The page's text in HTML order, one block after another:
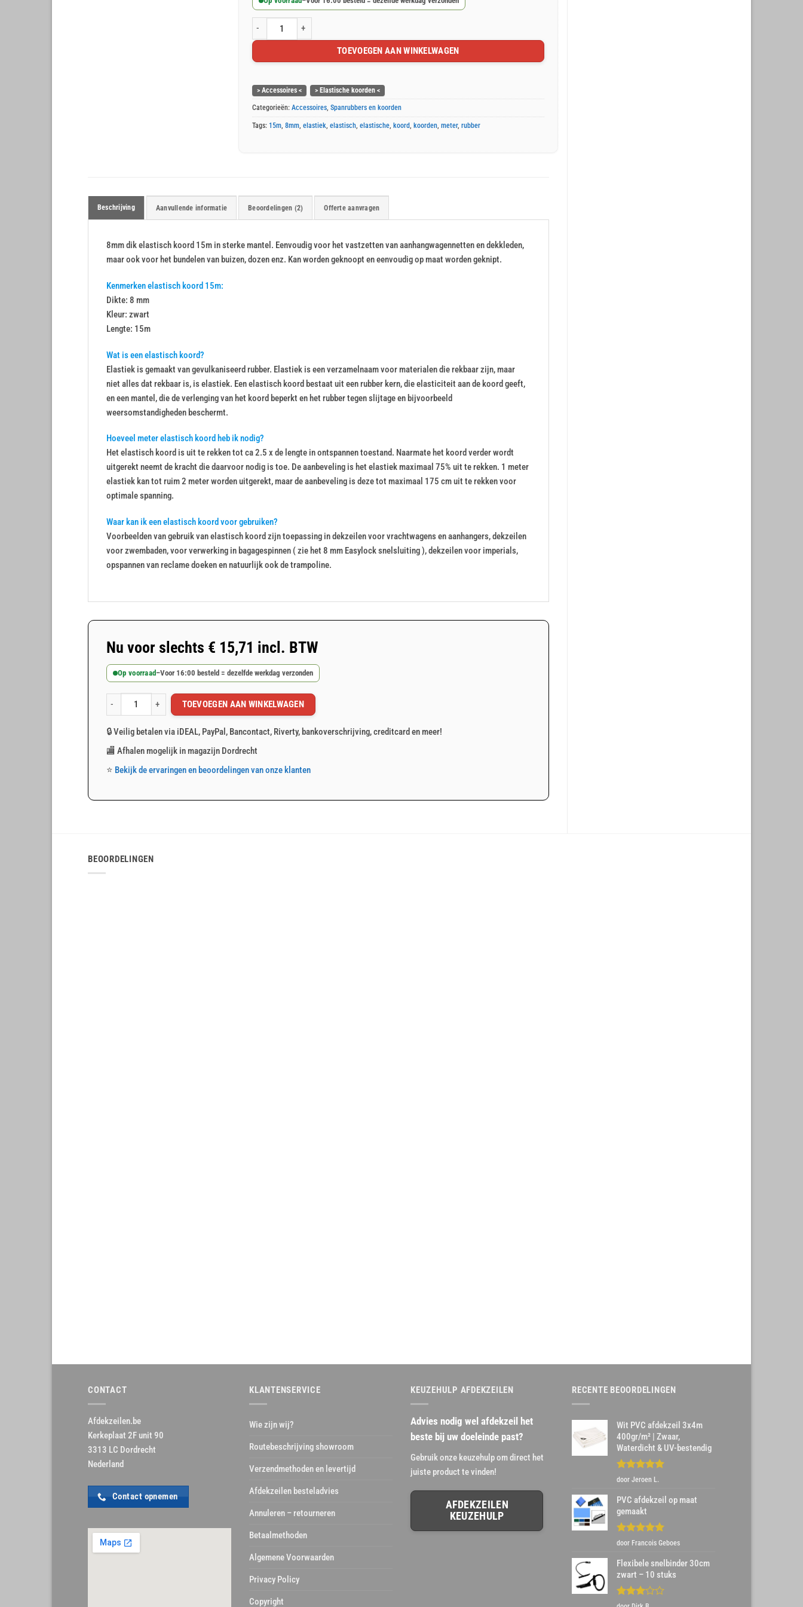
Elastisch koord 15m ( 8mm ) aantal
TOEVOEGEN AAN WINKELWAGEN
> Accessoires < > Elastische koorden <
Categorieën:Accessoires,Spanrubbers en koorden
Tags: 15m,8mm,elastiek,elastisch,elastische, koord, koorden,meter,rubber
Beschrijving Aanvullende informatie Beoordelingen (2) Offerte aanvragen
8mm dik elastisch koord 15m in sterke mantel. Eenvoudig voor het vastzetten van aanhangwagennetten en dekkleden,
maar ook voor het bundelen van buizen, dozen enz. Kan worden geknoopt en eenvoudig op maat worden geknipt.
Kenmerken elastisch koord 15m:
Dikte: 8 mm
Kleur: zwart
Lengte: 15m
Wat is een elastisch koord?
Elastiek is gemaakt van gevulkaniseerd rubber. Elastiek is een verzamelnaam voor materialen die rekbaar zijn, maar
niet alles dat rekbaar is, is elastiek. Een elastisch koord bestaat uit een rubber kern, die elasticiteit aan de koord geeft,
en een mantel, die de verlenging van het koord beperkt en het rubber tegen slijtage en bijvoorbeeld
weersomstandigheden beschermt.
Hoeveel meter elastisch koord heb ik nodig?
Het elastisch koord is uit te rekken tot ca 2.5 x de lengte in ontspannen toestand. Naarmate het koord verder wordt
uitgerekt neemt de kracht die daarvoor nodig is toe. De aanbeveling is het elastiek maximaal 75% uit te rekken. 1 meter
elastiek kan tot ruim 2 meter worden uitgerekt, maar de aanbeveling is deze tot maximaal 175 cm uit te rekken voor
optimale spanning.
Waar kan ik een elastisch koord voor gebruiken?
Voorbeelden van gebruik van elastisch koord zijn toepassing in dekzeilen voor vrachtwagens en aanhangers, dekzeilen
voor zwembaden, voor verwerking in bagagespinnen ( zie het 8 mm Easylock snelsluiting ), dekzeilen voor imperials,
opspannen van reclame doeken en natuurlijk ook de trampoline.
Nu voor slechts € 15,71 incl. BTW
Op voorraad –Voor 16:00 besteld = dezelfde werkdag verzonden
Elastisch koord 15m ( 8mm ) aantalTOEVOEGEN AAN WINKELWAGEN
🔒 Veilig betalen via iDEAL, PayPal, Bancontact, Riverty, bankoverschrijving, creditcard en meer!
🏬 Afhalen mogelijk in magazijn Dordrecht
⭐ Bekijk de ervaringen en beoordelingen van onze klanten
BEOORDELINGEN
CONTACT
Afdekzeilen.be
Kerkeplaat 2F unit 90
3313 LC Dordrecht
Nederland
Contact opnemen
KLANTENSERVICE
Wie zijn wij?
Routebeschrijving showroom
Verzendmethoden en levertijd
Afdekzeilen besteladvies
Annuleren – retourneren
Betaalmethoden
Algemene Voorwaarden
Privacy Policy
Copyright
KEUZEHULP AFDEKZEILEN
Advies nodig wel afdekzeil het
beste bij uw doeleinde past?
Gebruik onze keuzehulp om direct het
juiste product te vinden!
AFDEKZEILEN
KEUZEHULP
RECENTE BEOORDELINGEN
Wit PVC afdekzeil 3x4m
400gr/m² | Zwaar,
Waterdicht & UV-bestendig
Gewaardeerd
door Jeroen L.
PVC afdekzeil op maat
gemaakt
Gewaardeerd
door Francois Geboes
Flexibele snelbinder 30cm
zwart – 10 stuks
Gewaardeerd